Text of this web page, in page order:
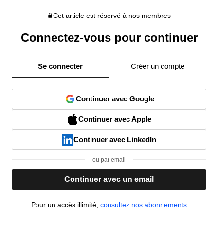
Cet article est réservé à nos membres
Connectez-vous pour continuer
Se connecter Créer un compte
Continuer avec Google
Continuer avec Apple
Continuer avec LinkedIn
ou par email
Continuer avec un email
Pour un accès illimité, consultez nos abonnements